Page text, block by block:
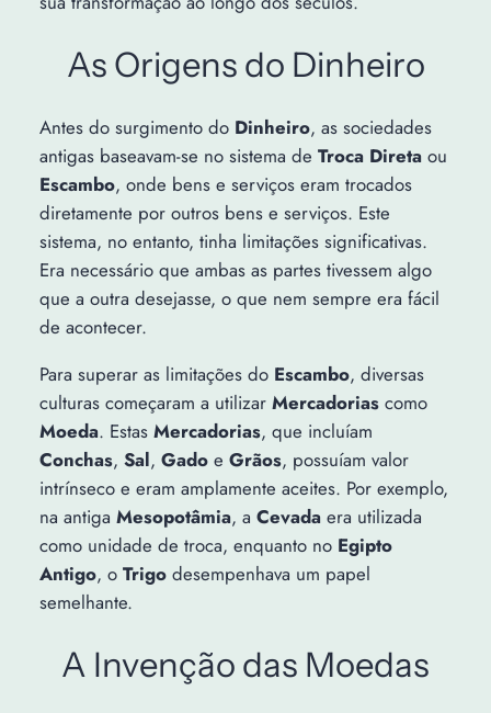
As Origens do Dinheiro
Antes do surgimento do Dinheiro, as sociedades
antigas baseavam-se no sistema de Troca Diretaou
Escambo, onde bens e serviços eram trocados
diretamente por outros bens e serviços. Este
sistema, no entanto, tinha limitações significativas.
Era necessário que ambas as partes tivessem algo
que a outra desejasse, o que nem sempre era fácil
de acontecer.
Para superar as limitações do Escambo, diversas
culturas começaram a utilizar Mercadoriascomo
Moeda. Estas Mercadorias, que incluíam
Conchas, Sal, Gadoe Grãos, possuíam valor
intrínseco e eram amplamente aceites. Por exemplo,
na antiga Mesopotâmia, a Cevadaera utilizada
como unidade de troca, enquanto no Egipto
Antigo, o Trigodesempenhava um papel
semelhante.
A Invenção das Moedas